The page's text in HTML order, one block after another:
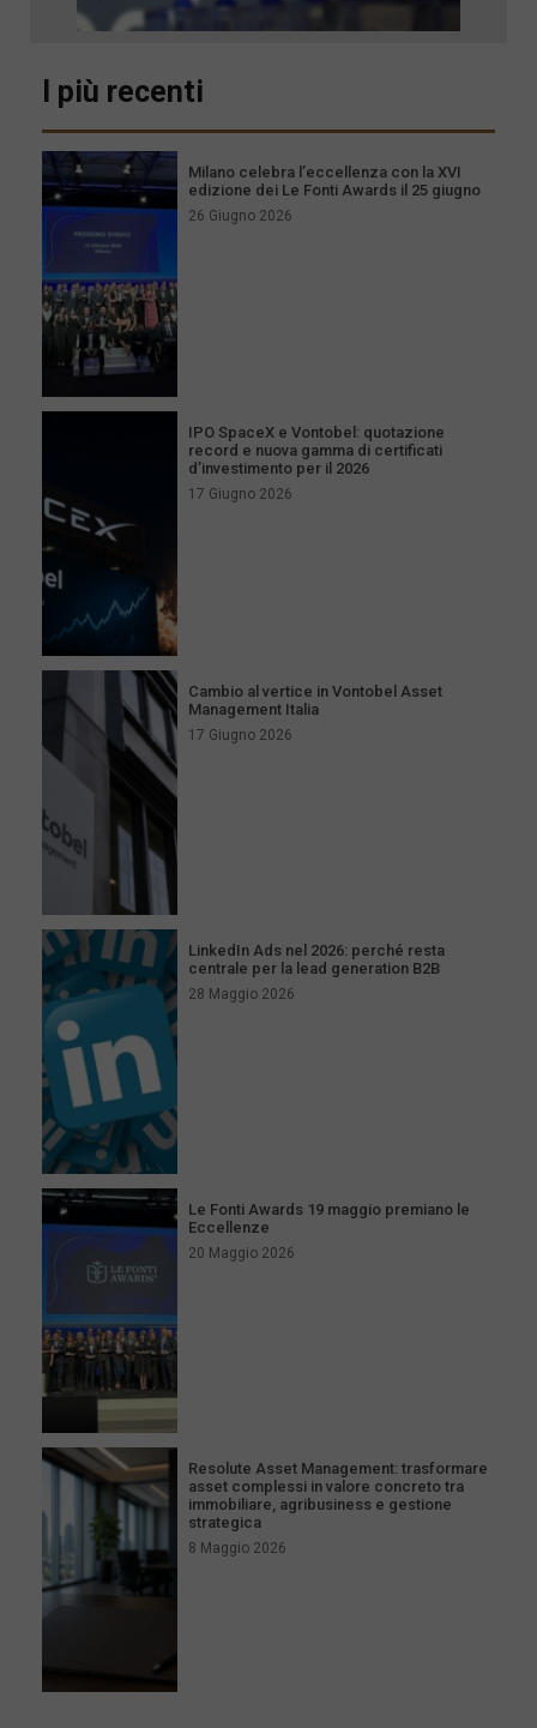
I più recenti
Milano celebra l’eccellenza con la XVI
edizione dei Le Fonti Awards il 25 giugno
26 Giugno 2026
IPO SpaceX e Vontobel: quotazione
record e nuova gamma di certificati
d’investimento per il 2026
17 Giugno 2026
Cambio al vertice in Vontobel Asset
Management Italia
17 Giugno 2026
LinkedIn Ads nel 2026: perché resta
centrale per la lead generation B2B
28 Maggio 2026
Le Fonti Awards 19 maggio premiano le
Eccellenze
20 Maggio 2026
Resolute Asset Management: trasformare
asset complessi in valore concreto tra
immobiliare, agribusiness e gestione
strategica
8 Maggio 2026